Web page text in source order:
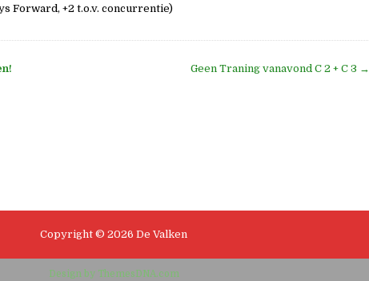
Forward, +2 t.o.v. concurrentie)
Geen Traning vanavond C 2 + C 3 →
Copyright © 2026 De Valken
Design by ThemesDNA.com